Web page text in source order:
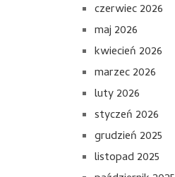
czerwiec 2026
maj 2026
kwiecień 2026
marzec 2026
luty 2026
styczeń 2026
grudzień 2025
listopad 2025